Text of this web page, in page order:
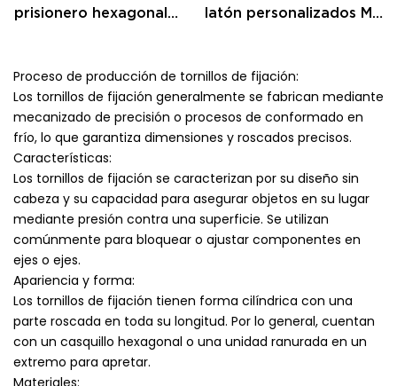
prisionero hexagonal
latón personalizados M2
autorroscantes
Proceso de producción de tornillos de fijación:
Los tornillos de fijación generalmente se fabrican mediante
mecanizado de precisión o procesos de conformado en
frío, lo que garantiza dimensiones y roscados precisos.
Características:
Los tornillos de fijación se caracterizan por su diseño sin
cabeza y su capacidad para asegurar objetos en su lugar
mediante presión contra una superficie. Se utilizan
comúnmente para bloquear o ajustar componentes en
ejes o ejes.
Apariencia y forma:
Los tornillos de fijación tienen forma cilíndrica con una
parte roscada en toda su longitud. Por lo general, cuentan
con un casquillo hexagonal o una unidad ranurada en un
extremo para apretar.
Materiales: